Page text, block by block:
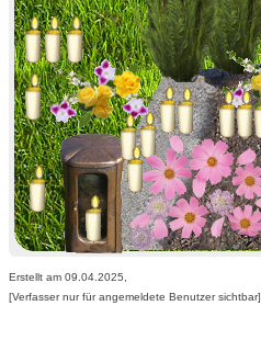
Erstellt am 09.04.2025,
[Verfasser nur für angemeldete Benutzer sichtbar]